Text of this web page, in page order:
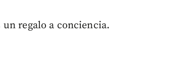
un regalo a conciencia.